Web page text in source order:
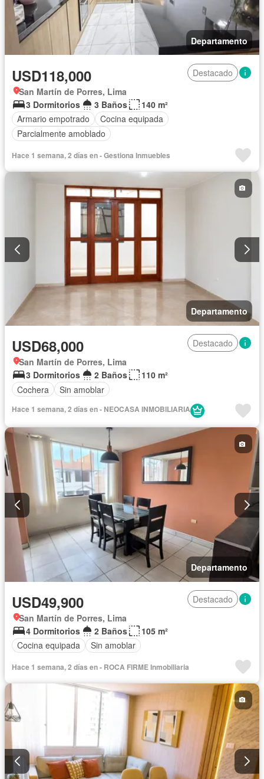
Departamento
USD118,000
Destacado
San Martín de Porres, Lima
3 Dormitorios
3 Baños
140 m²
Armario empotrado
Cocina equipada
Parcialmente amoblado
Hace 1 semana, 2 días en - Gestiona Inmuebles
Departamento
USD68,000
Destacado
San Martín de Porres, Lima
3 Dormitorios
2 Baños
110 m²
Cochera
Sin amoblar
Hace 1 semana, 2 días en - NEOCASA INMOBILIARIA
Departamento
USD49,900
Destacado
San Martín de Porres, Lima
4 Dormitorios
2 Baños
105 m²
Cocina equipada
Sin amoblar
Hace 1 semana, 2 días en - ROCA FIRME Inmobiliaria